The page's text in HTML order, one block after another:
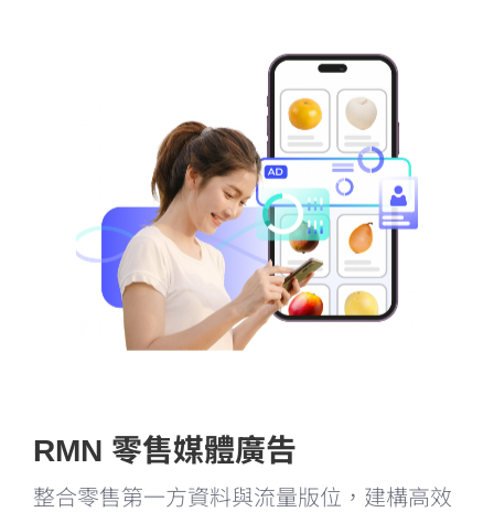
RMN 零售媒體廣告
整合零售第一方資料與流量版位，建構高效